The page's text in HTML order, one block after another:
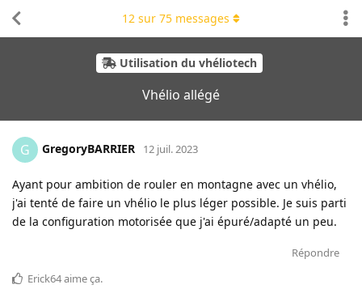
Utilisation du vhéliotech
Vhélio allégé
12 sur 75 messages
G GregoryBARRIER 12 juil. 2023
Ayant pour ambition de rouler en montagne avec un vhélio,
j'ai tenté de faire un vhélio le plus léger possible. Je suis parti
de la configuration motorisée que j'ai épuré/adapté un peu.
Répondre
Erick64aime ça.